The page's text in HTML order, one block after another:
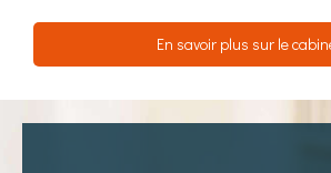
En savoir plus sur le